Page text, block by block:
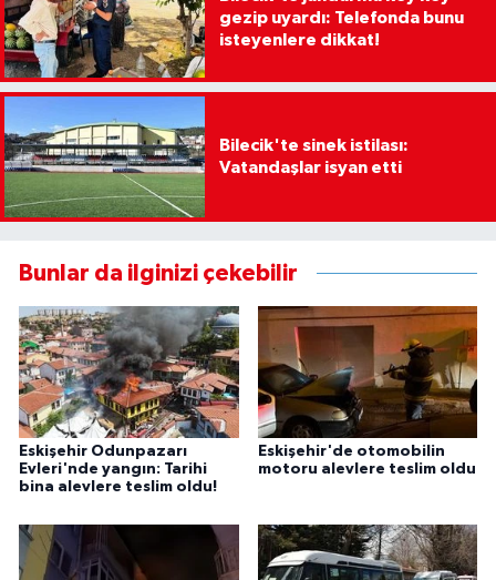
gezip uyardı: Telefonda bunu
isteyenlere dikkat!
Bilecik'te sinek istilası:
Vatandaşlar isyan etti
Bunlar da ilginizi çekebilir
Eskişehir Odunpazarı
Evleri'nde yangın: Tarihi
bina alevlere teslim oldu!
Eskişehir'de otomobilin
motoru alevlere teslim oldu